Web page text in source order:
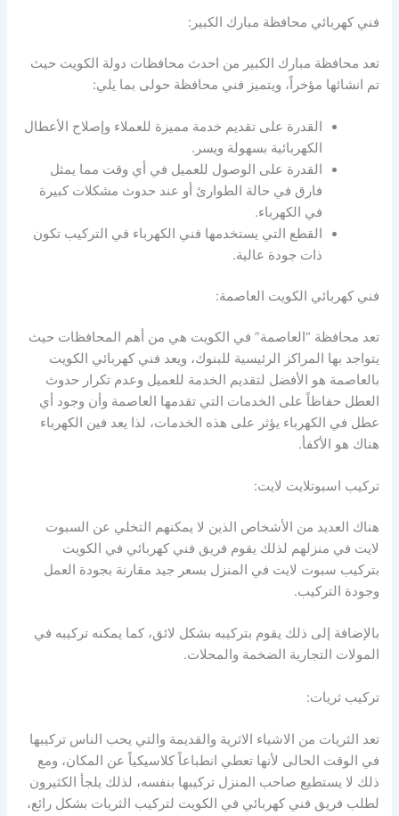
فني كهربائي محافظة مبارك الكبير:
تعد محافظة مبارك الكبير من احدث محافظات دولة الكويت حيث
تم انشائها مؤخراً، ويتميز فني محافظة حولى بما يلي:
القدرة على تقديم خدمة مميزة للعملاء وإصلاح الأعطال
الكهربائية بسهولة ويسر.
القدرة على الوصول للعميل في أي وقت مما يمثل
فارق في حالة الطوارئ أو عند حدوث مشكلات كبيرة
في الكهرباء.
القطع التي يستخدمها فني الكهرباء في التركيب تكون
ذات جودة عالية.
فني كهربائي الكويت العاصمة:
تعد محافظة “العاصمة” في الكويت هي من أهم المحافظات حيث
يتواجد بها المراكز الرئيسية للبنوك، ويعد فني كهربائي الكويت
بالعاصمة هو الأفضل لتقديم الخدمة للعميل وعدم تكرار حدوث
العطل حفاظاً على الخدمات التي تقدمها العاصمة وأن وجود أي
عطل في الكهرباء يؤثر على هذه الخدمات، لذا يعد فين الكهرباء
هناك هو الأكفأ.
تركيب اسبوتلايت لايت:
هناك العديد من الأشخاص الذين لا يمكنهم التخلي عن السبوت
لايت في منزلهم لذلك يقوم فريق فني كهربائي في الكويت
بتركيب سبوت لايت في المنزل بسعر جيد مقارنة بجودة العمل
وجودة التركيب.
بالإضافة إلى ذلك يقوم بتركيبه بشكل لائق، كما يمكنه تركيبه في
المولات التجارية الضخمة والمحلات.
تركيب ثريات:
تعد الثريات من الاشياء الاثرية والقديمة والتي يحب الناس تركيبها
في الوقت الحالى لأنها تعطي انطباعاً كلاسيكياً عن المكان، ومع
ذلك لا يستطيع صاحب المنزل تركيبها بنفسه، لذلك يلجأ الكثيرون
لطلب فريق فني كهربائي في الكويت لتركيب الثريات بشكل رائع،